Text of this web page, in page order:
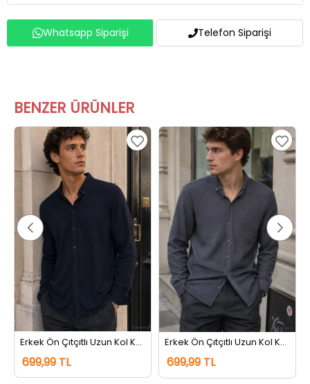
Whatsapp Siparişi Telefon Siparişi
BENZER ÜRÜNLER
Erkek Ön Çıtçıtlı Uzun Kol Kendinden Desenli Gömlek Lacivert
699,99 TL
Erkek Ön Çıtçıtlı Uzun Kol Kendinden Desenli Gömlek Gri
699,99 TL